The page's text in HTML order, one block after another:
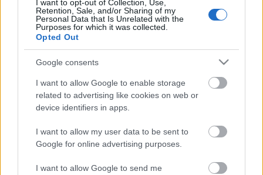
I want to opt-out of Collection, Use,
Retention, Sale, and/or Sharing of my
Personal Data that Is Unrelated with the
Purposes for which it was collected.
Opted Out
Google consents
I want to allow Google to enable storage
related to advertising like cookies on web or
device identifiers in apps.
I want to allow my user data to be sent to
Google for online advertising purposes.
I want to allow Google to send me
Címkék:balaton tagyon emberek bor otthon
szőlő
balatonfelvidék nivegyvölgy